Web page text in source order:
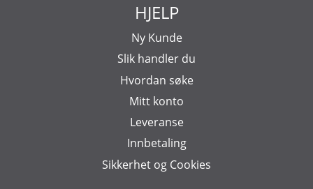
HJELP
Ny Kunde
Slik handler du
Hvordan søke
Mitt konto
Leveranse
Innbetaling
Sikkerhet og Cookies